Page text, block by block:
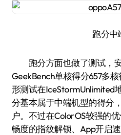
跑分中
跑分方面也做了测试，安
GeekBench单核得分657多
形测试在IceStormUnlimited
分基本属于中端机型的得分
户。不过在ColorOS较强的
畅度的指纹解锁、App开启